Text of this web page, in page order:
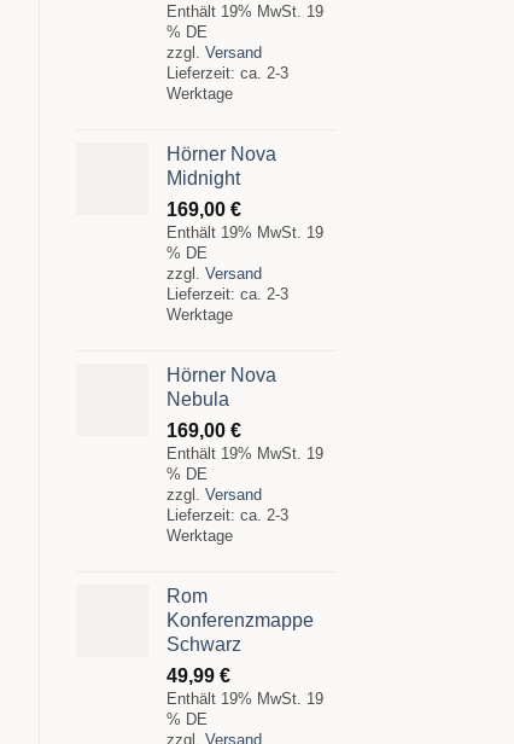
Enthält 19% MwSt. 19
% DE
zzgl. Versand
Lieferzeit: ca. 2-3
Werktage
Hörner Nova
Midnight
169,00 €
Enthält 19% MwSt. 19
% DE
zzgl. Versand
Lieferzeit: ca. 2-3
Werktage
Hörner Nova
Nebula
169,00 €
Enthält 19% MwSt. 19
% DE
zzgl. Versand
Lieferzeit: ca. 2-3
Werktage
Rom
Konferenzmappe
Schwarz
49,99 €
Enthält 19% MwSt. 19
% DE
zzgl. Versand